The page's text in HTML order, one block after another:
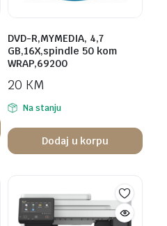
DVD-R,MYMEDIA, 4,7
GB,16X,spindle 50 kom
WRAP,69200
20 KM
Na stanju
Dodaj u korpu